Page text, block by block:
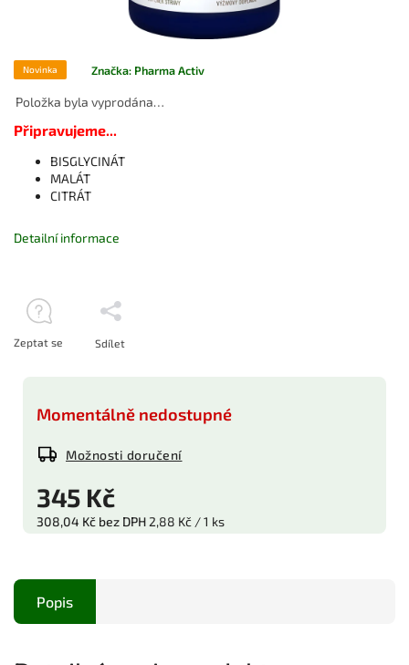
Novinka Značka: Pharma Activ
345 Kč
308,04 Kč bez DPH 2,88 Kč / 1 ks
Momentálně nedostupné
Možnosti doručení
Položka byla vyprodána…
Připravujeme...
BISGLYCINÁT
MALÁT
CITRÁT
Detailní informace
Zeptat se Sdílet
Popis